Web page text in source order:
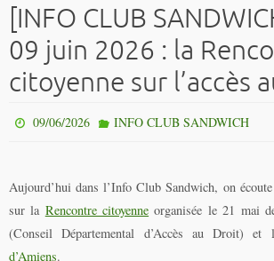
[INFO CLUB
09 juin 2026 : la
citoyenne sur l’accès
09/06/2026 INFO CLUB SANDWICH
Aujourd’hui dans l’Info Club Sandwich, on
sur la Rencontre citoyenne organisée le 21 mai
(Conseil Départemental d’Accès au Droit) et
d’Amiens.